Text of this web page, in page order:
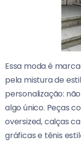
Essa moda é
pela mistura de
personalização:
algo único. Peças
oversized, calças
gráficas e tênis